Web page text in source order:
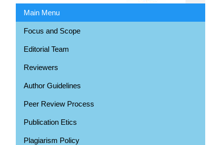
Main Menu
Focus and Scope
Editorial Team
Reviewers
Author Guidelines
Peer Review Process
Publication Etics
Plagiarism Policy